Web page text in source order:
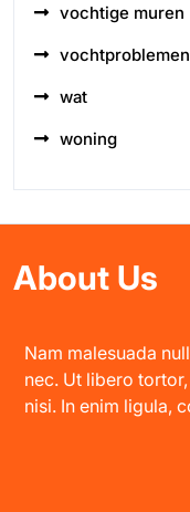
vochtige muren
vochtproblemen
wat
woning
About Us
Nam malesuada
nec. Ut libero
nisi. In enim ligula,